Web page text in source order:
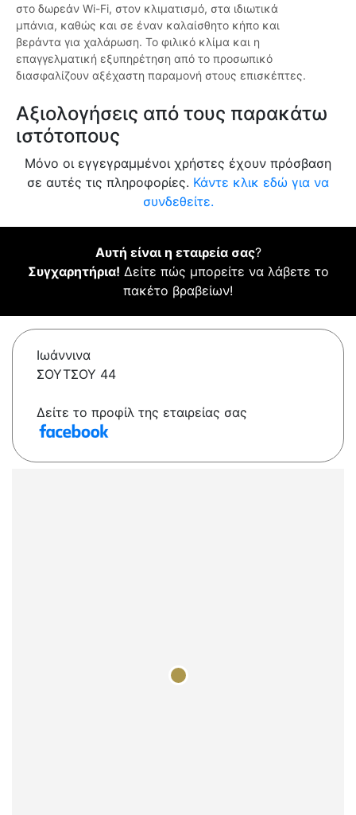
στο δωρεάν Wi-Fi, στον κλιματισμό, στα ιδιωτικά
μπάνια, καθώς και σε έναν καλαίσθητο κήπο και
βεράντα για χαλάρωση. Το φιλικό κλίμα και η
επαγγελματική εξυπηρέτηση από το προσωπικό
διασφαλίζουν αξέχαστη παραμονή στους επισκέπτες.
Αξιολογήσεις από τους παρακάτω
ιστότοπους
Μόνο οι εγγεγραμμένοι χρήστες έχουν πρόσβαση
σε αυτές τις πληροφορίες. Κάντε κλικ εδώ για να
συνδεθείτε.
Αυτή είναι η εταιρεία σας?
Συγχαρητήρια! Δείτε πώς μπορείτε να λάβετε το
πακέτο βραβείων!
Ιωάννινα
ΣΟΥΤΣΟΥ 44
Δείτε το προφίλ της εταιρείας σας